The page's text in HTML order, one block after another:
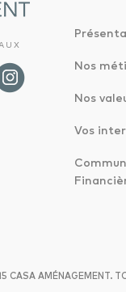
Nos
Nos
Vos
CASA AMÉNAGEMENT.